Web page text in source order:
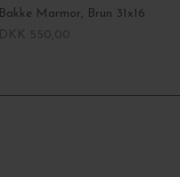
Bakke Marmor, Brun 31x16